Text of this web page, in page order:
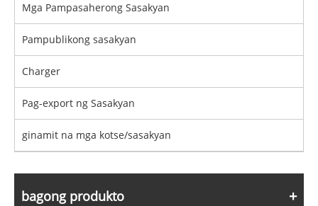
Mga Pampasaherong Sasakyan
Pampublikong sasakyan
Charger
Pag-export ng Sasakyan
ginamit na mga kotse/sasakyan
bagong produkto